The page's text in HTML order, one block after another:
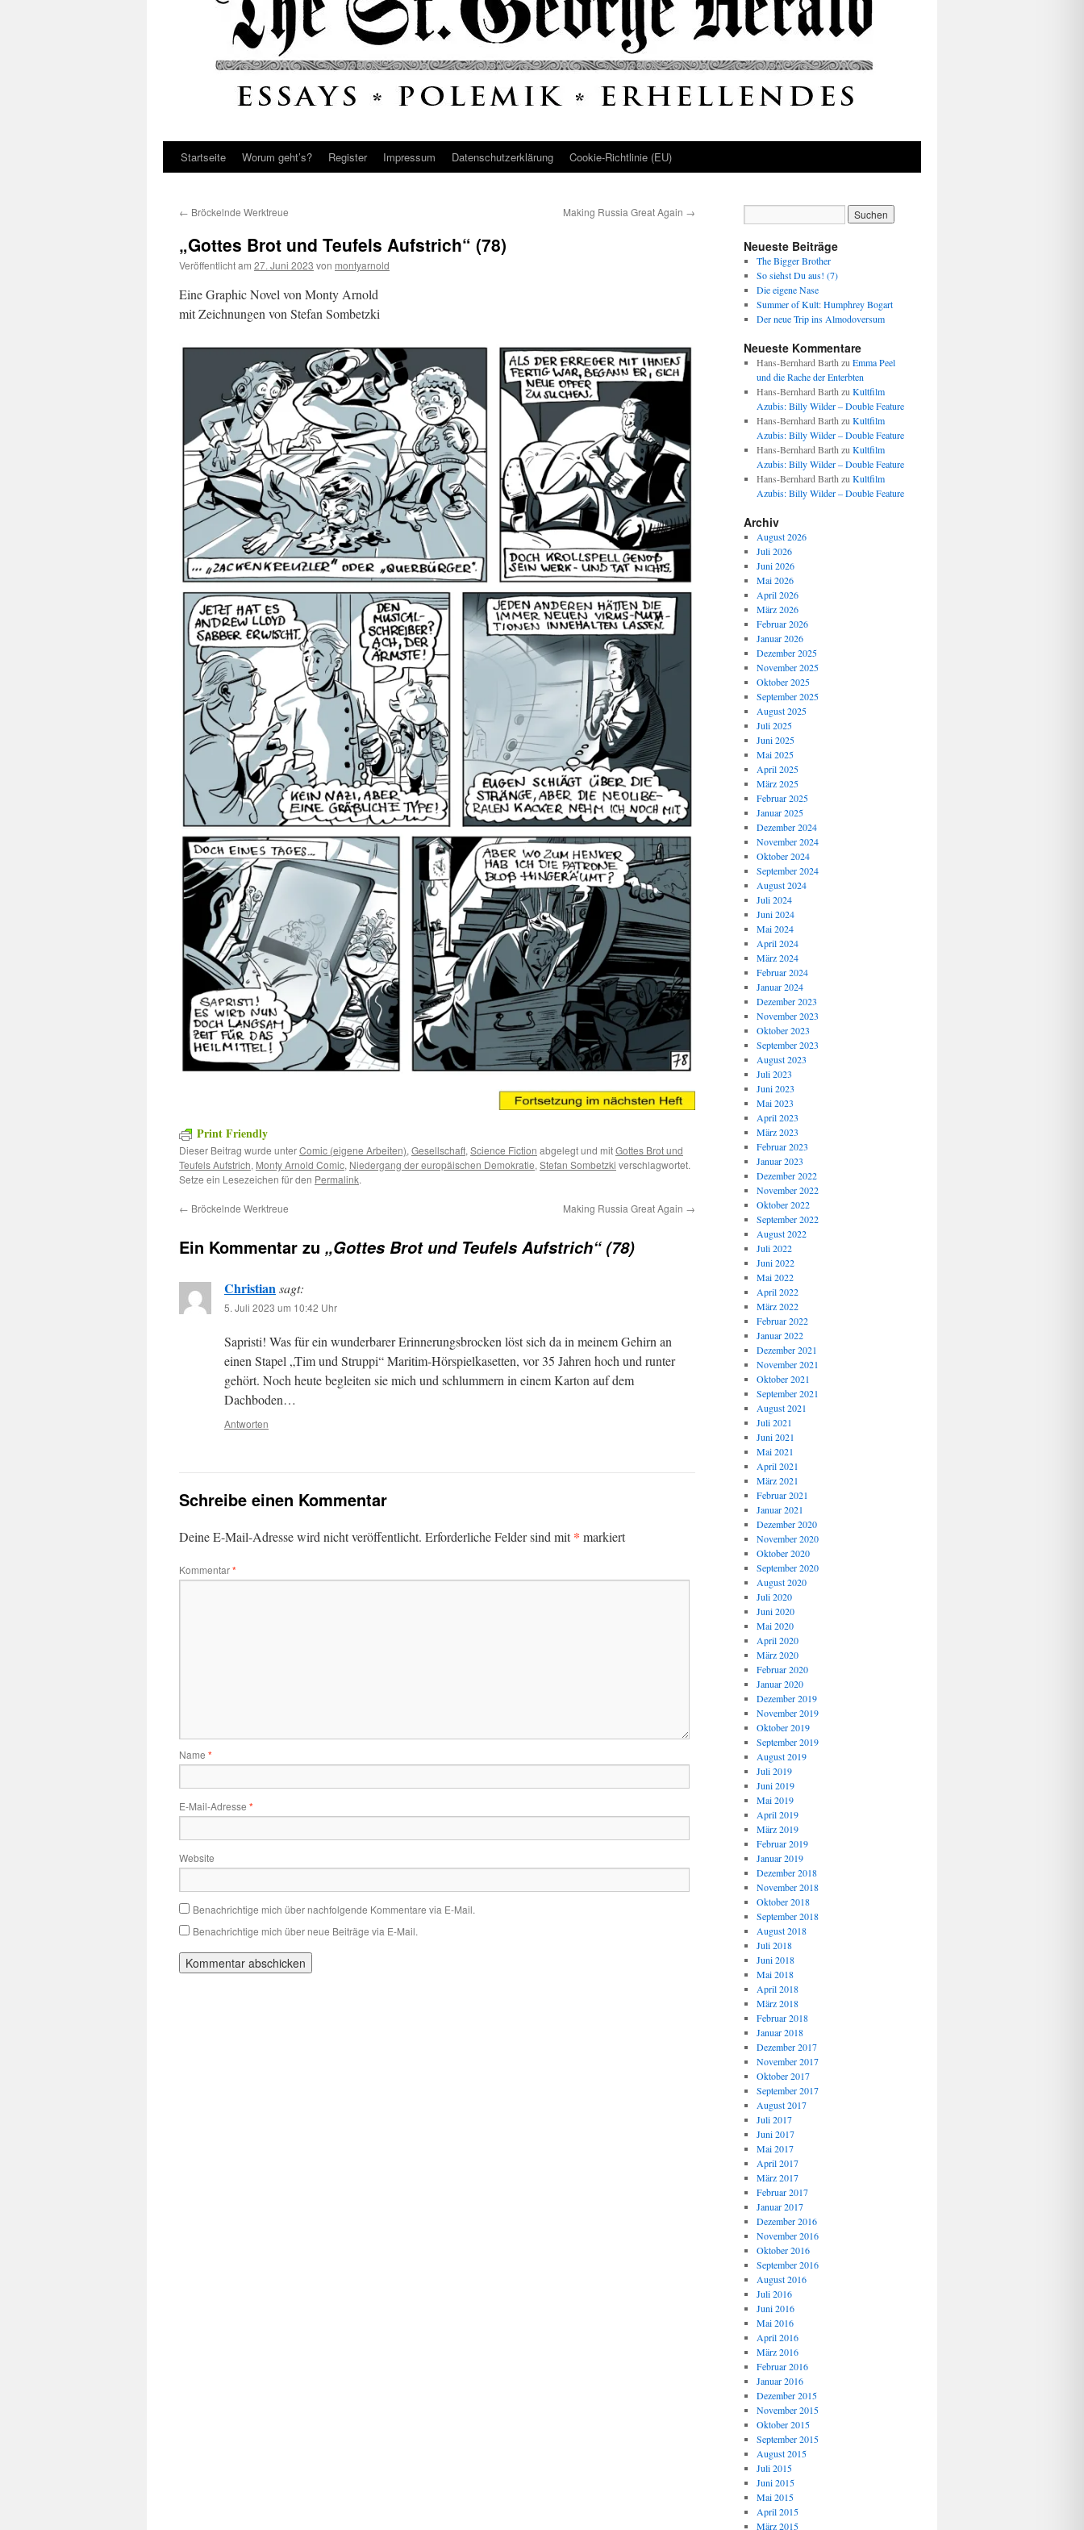
Startseite Worum geht’s? Register Impressum Datenschutz­erklärung Cookie-Richtlinie (EU)
← Bröckelnde Werktreue Making Russia Great Again →
„Gottes Brot und Teufels Aufstrich“ (78)
Veröffentlicht am 27. Juni 2023 von montyarnold
Eine Graphic Novel von Monty Arnold
mit Zeichnungen von Stefan Sombetzki
Print Friendly
Dieser Beitrag wurde unterComic (eigene Arbeiten), Gesellschaft, Science Fiction abgelegt und mitGottes Brot und
Teufels Aufstrich, Monty Arnold Comic, Niedergang der europäischen Demokratie, Stefan Sombetzki verschlagwortet.
Setze ein Lesezeichen für den Permalink.
← Bröckelnde Werktreue Making Russia Great Again →
Ein Kommentar zu „Gottes Brot und Teufels Aufstrich“ (78)
Christiansagt:
5. Juli 2023 um 10:42 Uhr
Sapristi! Was für ein wunderbarer Erinnerungsbrocken löst sich da in meinem Gehirn an
einen Stapel „Tim und Struppi“ Maritim-Hörspielkasetten, vor 35 Jahren hoch und runter
gehört. Noch heute begleiten sie mich und schlummern in einem Karton auf dem
Dachboden…
Antworten
Schreibe einen Kommentar
Deine E-Mail-Adresse wird nicht veröffentlicht. Erforderliche Felder sind mit* markiert
Kommentar*
Name *
E-Mail-Adresse *
Website
Benachrichtige mich über nachfolgende Kommentare via E-Mail.
Benachrichtige mich über neue Beiträge via E-Mail.
Neueste Beiträge
The Bigger Brother
So siehst Du aus! (7)
Die eigene Nase
Summer of Kult: Humphrey Bogart
Der neue Trip ins Almodoversum
Neueste Kommentare
Hans-Bernhard Barth zu Emma Peel
und die Rache der Enterbten
Hans-Bernhard Barth zu Kultfilm
Azubis: Billy Wilder – Double Feature
Hans-Bernhard Barth zu Kultfilm
Azubis: Billy Wilder – Double Feature
Hans-Bernhard Barth zu Kultfilm
Azubis: Billy Wilder – Double Feature
Hans-Bernhard Barth zu Kultfilm
Azubis: Billy Wilder – Double Feature
Archiv
August 2026
Juli 2026
Juni 2026
Mai 2026
April 2026
März 2026
Februar 2026
Januar 2026
Dezember 2025
November 2025
Oktober 2025
September 2025
August 2025
Juli 2025
Juni 2025
Mai 2025
April 2025
März 2025
Februar 2025
Januar 2025
Dezember 2024
November 2024
Oktober 2024
September 2024
August 2024
Juli 2024
Juni 2024
Mai 2024
April 2024
März 2024
Februar 2024
Januar 2024
Dezember 2023
November 2023
Oktober 2023
September 2023
August 2023
Juli 2023
Juni 2023
Mai 2023
April 2023
März 2023
Februar 2023
Januar 2023
Dezember 2022
November 2022
Oktober 2022
September 2022
August 2022
Juli 2022
Juni 2022
Mai 2022
April 2022
März 2022
Februar 2022
Januar 2022
Dezember 2021
November 2021
Oktober 2021
September 2021
August 2021
Juli 2021
Juni 2021
Mai 2021
April 2021
März 2021
Februar 2021
Januar 2021
Dezember 2020
November 2020
Oktober 2020
September 2020
August 2020
Juli 2020
Juni 2020
Mai 2020
April 2020
März 2020
Februar 2020
Januar 2020
Dezember 2019
November 2019
Oktober 2019
September 2019
August 2019
Juli 2019
Juni 2019
Mai 2019
April 2019
März 2019
Februar 2019
Januar 2019
Dezember 2018
November 2018
Oktober 2018
September 2018
August 2018
Juli 2018
Juni 2018
Mai 2018
April 2018
März 2018
Februar 2018
Januar 2018
Dezember 2017
November 2017
Oktober 2017
September 2017
August 2017
Juli 2017
Juni 2017
Mai 2017
April 2017
März 2017
Februar 2017
Januar 2017
Dezember 2016
November 2016
Oktober 2016
September 2016
August 2016
Juli 2016
Juni 2016
Mai 2016
April 2016
März 2016
Februar 2016
Januar 2016
Dezember 2015
November 2015
Oktober 2015
September 2015
August 2015
Juli 2015
Juni 2015
Mai 2015
April 2015
März 2015